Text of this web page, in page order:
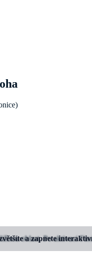
a zapnete
oblast.Po aktivaci